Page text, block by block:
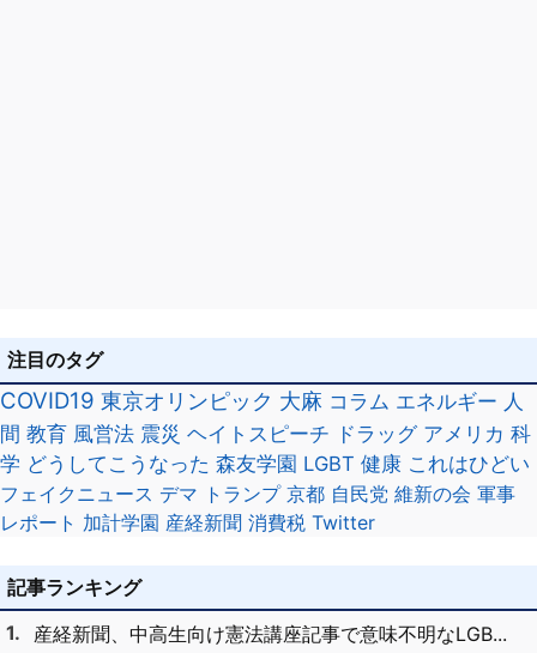
注目のタグ
COVID19 東京オリンピック 大麻 コラム エネルギー 人
間 教育 風営法 震災 ヘイトスピーチ ドラッグ アメリカ 科
学 どうしてこうなった 森友学園 LGBT 健康 これはひどい
フェイクニュース デマ トランプ 京都 自民党 維新の会 軍事
レポート 加計学園 産経新聞 消費税 Twitter
記事ランキング
産経新聞、中高生向け憲法講座記事で意味不明なLGB...